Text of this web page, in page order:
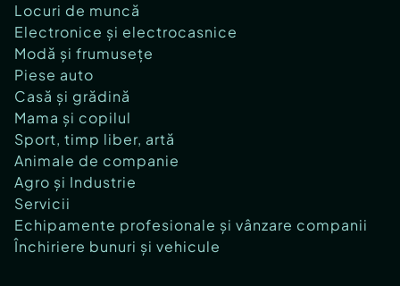
Locuri de muncă
Electronice și electrocasnice
Modă și frumusețe
Piese auto
Casă și grădină
Mama și copilul
Sport, timp liber, artă
Animale de companie
Agro și Industrie
Servicii
Echipamente profesionale și vânzare companii
Închiriere bunuri și vehicule